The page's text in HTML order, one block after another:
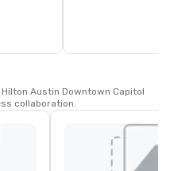
Austin Downtown Capitol
collaboration.